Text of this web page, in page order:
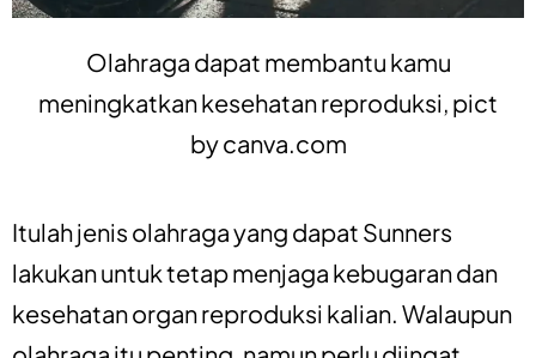
Olahraga dapat membantu kamu
meningkatkan kesehatan reproduksi, pict
bycanva.com
Itulah jenis olahraga yang dapat Sunners
lakukan untuk tetap menjaga kebugaran dan
kesehatan organ reproduksi kalian. Walaupun